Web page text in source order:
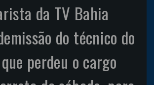
da TV Bahia
do técnico do
perdeu o cargo